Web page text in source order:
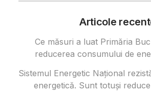
Articole
Ce măsuri a luat Primăria
reducerea consumului de
Sistemul Energetic Național
energetică. Sunt totuși